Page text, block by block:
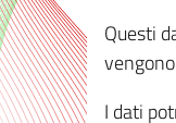
Questi
I dati